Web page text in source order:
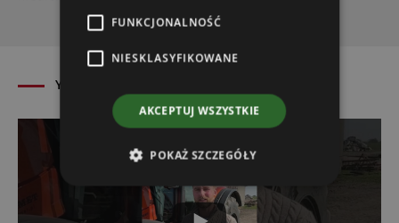
YouTube atrexpress
FUNKCJONALNOŚĆ
NIESKLASYFIKOWANE
AKCEPTUJ WSZYSTKIE
POKAŻ SZCZEGÓŁY